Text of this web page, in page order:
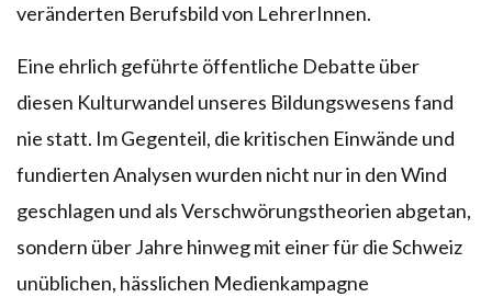
veränderten Berufsbild von LehrerInnen.
Eine ehrlich geführte öffentliche Debatte über
diesen Kulturwandel unseres Bildungswesens fand
nie statt. Im Gegenteil, die kritischen Einwände und
fundierten Analysen wurden nicht nur in den Wind
geschlagen und als Verschwörungstheorien abgetan,
sondern über Jahre hinweg mit einer für die Schweiz
unüblichen, hässlichen Medienkampagne